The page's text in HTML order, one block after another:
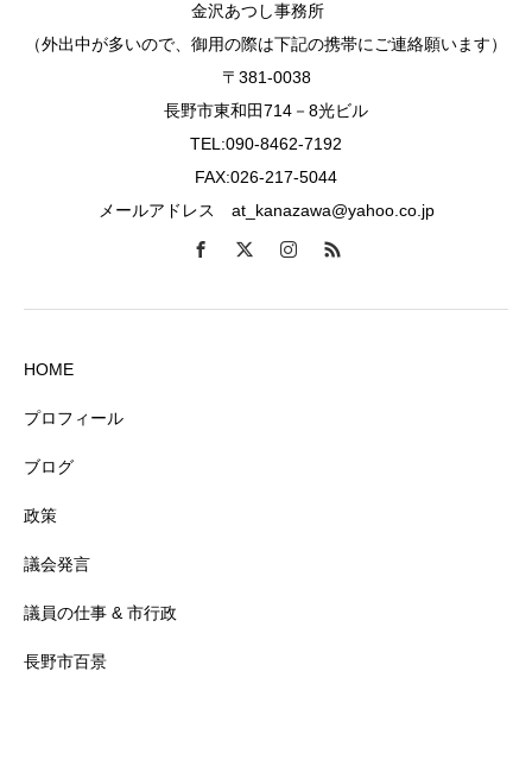
金沢あつし事務所
（外出中が多いので、御用の際は下記の携帯にご連絡願います）
〒381-0038
長野市東和田714－8光ビル
TEL:090-8462-7192
FAX:026-217-5044
メールアドレス at_kanazawa@yahoo.co.jp
HOME
プロフィール
ブログ
政策
議会発言
議員の仕事 & 市行政
長野市百景